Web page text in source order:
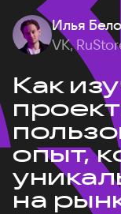
Илья
VK,
Как
опыт,
на